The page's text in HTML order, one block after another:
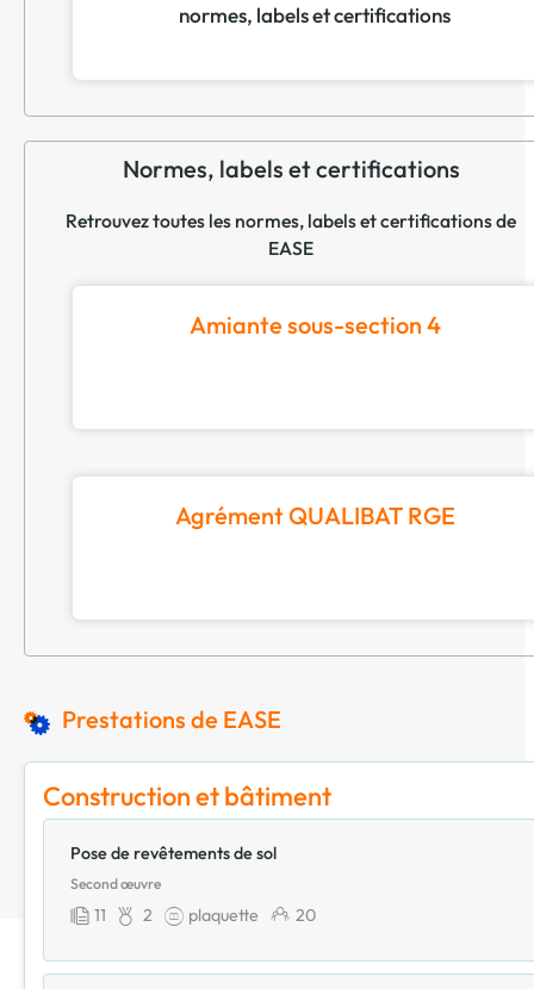
normes, labels et certifications
Normes, labels et certifications
Retrouvez toutes les normes, labels et certifications de
EASE
Amiante sous-section 4
Agrément QUALIBAT RGE
Prestations de EASE
Construction et bâtiment
Pose de revêtements de sol
Second œuvre
11 2 plaquette 20